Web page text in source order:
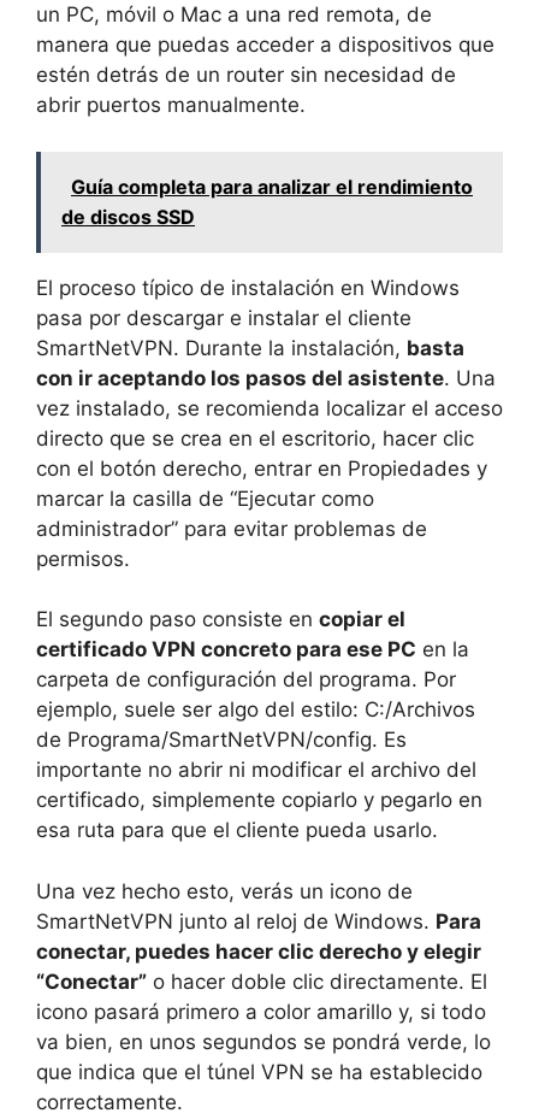
un PC, móvil o Mac a una red remota, de
manera que puedas acceder a dispositivos que
estén detrás de un router sin necesidad de
abrir puertos manualmente.
Guía completa para analizar el rendimiento
de discos SSD
El proceso típico de instalación en Windows
pasa por descargar e instalar el cliente
SmartNetVPN. Durante la instalación, basta
con ir aceptando los pasos del asistente. Una
vez instalado, se recomienda localizar el acceso
directo que se crea en el escritorio, hacer clic
con el botón derecho, entrar en Propiedades y
marcar la casilla de “Ejecutar como
administrador” para evitar problemas de
permisos.
El segundo paso consiste en copiar el
certificado VPN concreto para ese PC en la
carpeta de configuración del programa. Por
ejemplo, suele ser algo del estilo: C:/Archivos
de Programa/SmartNetVPN/config. Es
importante no abrir ni modificar el archivo del
certificado, simplemente copiarlo y pegarlo en
esa ruta para que el cliente pueda usarlo.
Una vez hecho esto, verás un icono de
SmartNetVPN junto al reloj de Windows. Para
conectar, puedes hacer clic derecho y elegir
“Conectar” o hacer doble clic directamente. El
icono pasará primero a color amarillo y, si todo
va bien, en unos segundos se pondrá verde, lo
que indica que el túnel VPN se ha establecido
correctamente.